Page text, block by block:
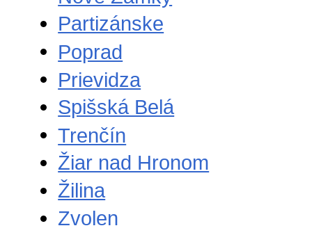
Partizánske
Poprad
Prievidza
Spišská Belá
Trenčín
Žiar nad Hronom
Žilina
Zvolen